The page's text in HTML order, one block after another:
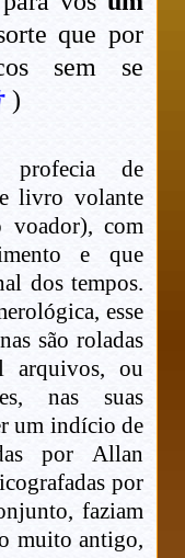
que por
sem se
)
profecia de
livro volante
voador), com
e que
dos tempos.
esse
são roladas
arquivos, ou
nas suas
um indício de
por Allan
por
faziam
muito antigo,